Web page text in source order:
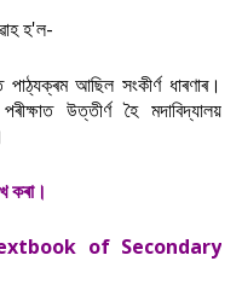
হ'ল-
পাঠ্যক্ৰম আছিল সংকীৰ্ণ ধাৰণাৰ।
উত্তীৰ্ণ হৈ মদাবিদ্যালয়
কৰা।
of Secondary